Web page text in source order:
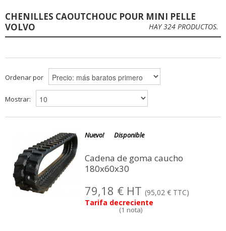
CHENILLES CAOUTCHOUC POUR MINI PELLE
VOLVO
HAY 324 PRODUCTOS.
Ordenar por
Mostrar:
Nuevo! Disponible
Cadena de goma caucho
180x60x30
79,18 € HT (95,02 € TTC)
Tarifa decreciente